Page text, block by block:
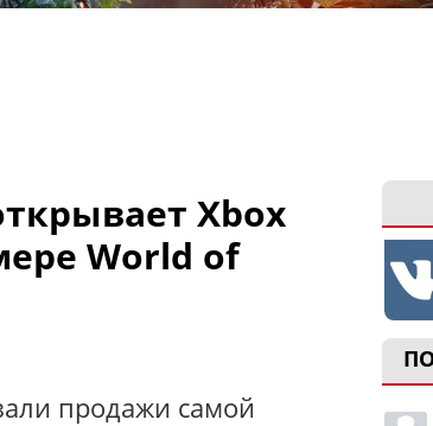
Xbox
World of
продажи самой